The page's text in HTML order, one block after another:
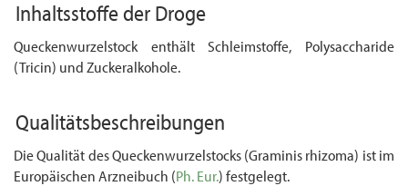
Inhaltsstoffe der Droge
Queckenwurzelstock enthält Schleimstoffe, Polysaccharide
(Tricin) und Zuckeralkohole.
Qualitätsbeschreibungen
Die Qualität des Queckenwurzelstocks (Graminis rhizoma) ist im
Europäischen Arzneibuch (Ph. Eur.) festgelegt.